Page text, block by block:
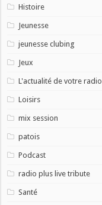
Histoire
Jeunesse
jeunesse clubing
Jeux
L'actualité de votre radio
Loisirs
mix session
patois
Podcast
radio plus live tribute
Santé